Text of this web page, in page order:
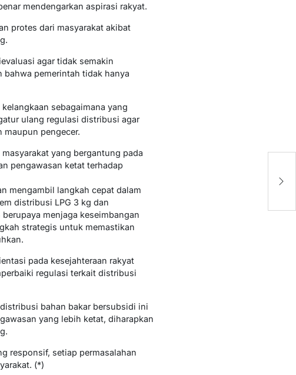
mendengarkan aspirasi rakyat.
protes dari masyarakat akibat
agar tidak semakin
bahwa pemerintah tidak hanya
sebagaimana yang
ulang regulasi distribusi agar
maupun pengecer.
yang bergantung pada
pengawasan ketat terhadap
mengambil langkah cepat dalam
distribusi LPG 3 kg dan
menjaga keseimbangan
strategis untuk memastikan
pada kesejahteraan rakyat
regulasi terkait distribusi
bahan bakar bersubsidi ini
yang lebih ketat, diharapkan
responsif, setiap permasalahan
(*)